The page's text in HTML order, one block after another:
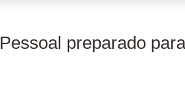
Pessoal preparado